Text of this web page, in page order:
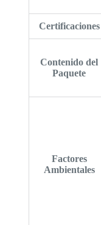
Certificaciones
Contenido del
Paquete
Factores
Ambientales